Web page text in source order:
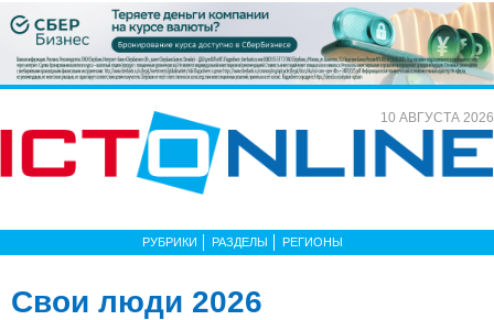
10 АВГУСТА 2026
РУБРИКИ РАЗДЕЛЫ РЕГИОНЫ
Свои люди 2026